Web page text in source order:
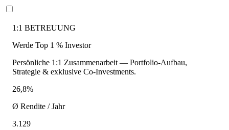
1:1 BETREUUNG
Werde Top 1 % Investor
Persönliche 1:1 Zusammenarbeit — Portfolio-Aufbau,
Strategie & exklusive Co-Investments.
26,8%
Ø Rendite / Jahr
3.129